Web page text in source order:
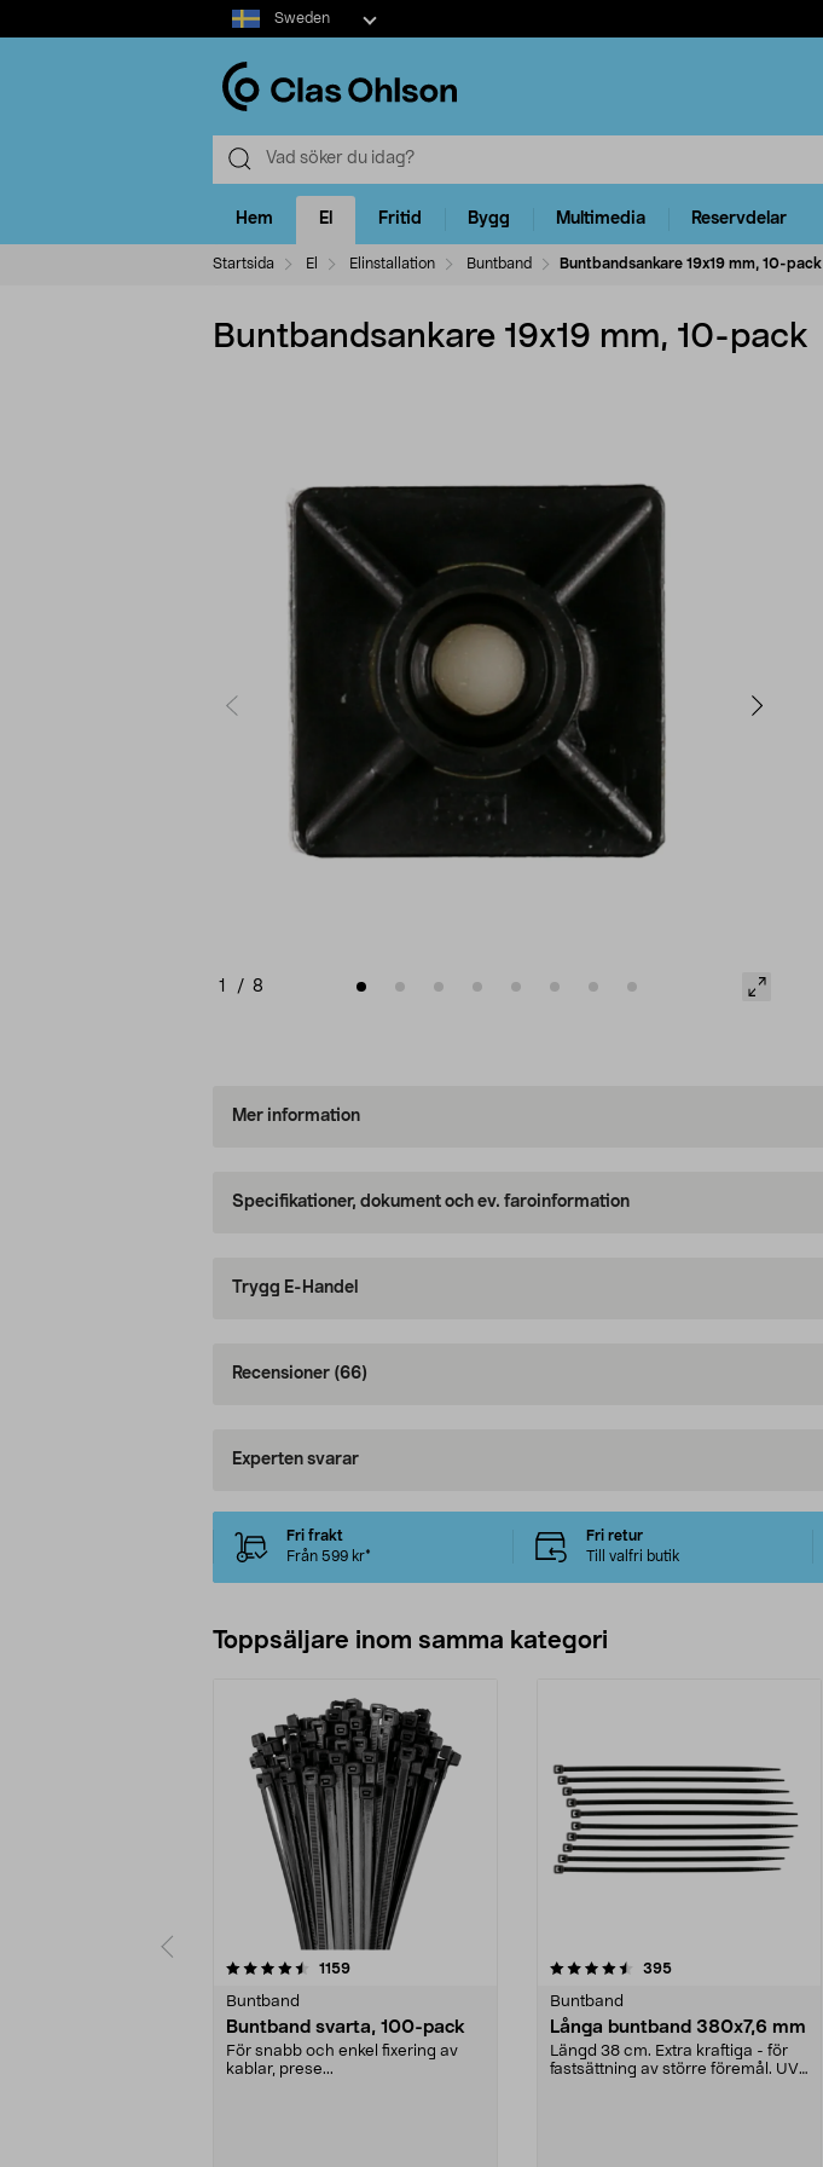
Select
market
Sweden
Hem El Fritid Bygg Multimedia Reservdelar
Startsida El Elinstallation Buntband Buntbandsankare 19x19 mm, 10-pack
Buntbandsankare 19x19 mm, 10-pack
1 / 8
Mer information
Specifikationer, dokument och ev. faroinformation
Trygg E-Handel
Recensioner (66)
Experten svarar
Fri frakt
Från 599 kr*
Fri retur
Till valfri butik
Toppsäljare inom samma kategori
1159recensioner
Buntband
Buntband svarta, 100-pack
För snabb och enkel fixering av
kablar, prese...
4.5 av 5 stjärnor 395recensioner
Buntband
Långa buntband 380x7,6 mm
Längd 38 cm. Extra kraftiga - för
fastsättning av större föremål. UV-
4.5 av 5 stjärnor